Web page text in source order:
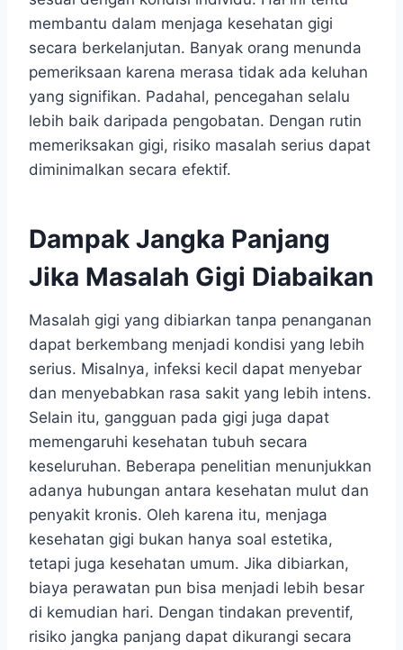
membantu dalam menjaga kesehatan gigi
secara berkelanjutan. Banyak orang menunda
pemeriksaan karena merasa tidak ada keluhan
yang signifikan. Padahal, pencegahan selalu
lebih baik daripada pengobatan. Dengan rutin
memeriksakan gigi, risiko masalah serius dapat
diminimalkan secara efektif.
Dampak Jangka Panjang
Jika Masalah Gigi Diabaikan
Masalah gigi yang dibiarkan tanpa penanganan
dapat berkembang menjadi kondisi yang lebih
serius. Misalnya, infeksi kecil dapat menyebar
dan menyebabkan rasa sakit yang lebih intens.
Selain itu, gangguan pada gigi juga dapat
memengaruhi kesehatan tubuh secara
keseluruhan. Beberapa penelitian menunjukkan
adanya hubungan antara kesehatan mulut dan
penyakit kronis. Oleh karena itu, menjaga
kesehatan gigi bukan hanya soal estetika,
tetapi juga kesehatan umum. Jika dibiarkan,
biaya perawatan pun bisa menjadi lebih besar
di kemudian hari. Dengan tindakan preventif,
risiko jangka panjang dapat dikurangi secara